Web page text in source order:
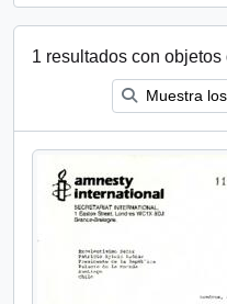
1 resultados con objetos
Muestra